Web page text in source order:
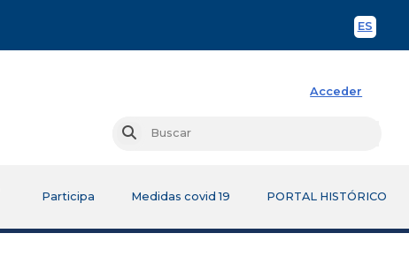
ES
Acceder
Buscar
Participa Medidas covid 19 PORTAL HISTÓRICO